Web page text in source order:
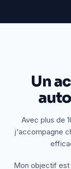
Un
Avec plus de
j'accompagne
Mon objectif est